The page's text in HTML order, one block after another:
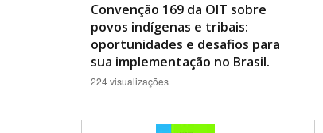
Convenção 169 da OIT sobre
povos indígenas e tribais:
oportunidades e desafios para
sua implementação no Brasil.
224 visualizações